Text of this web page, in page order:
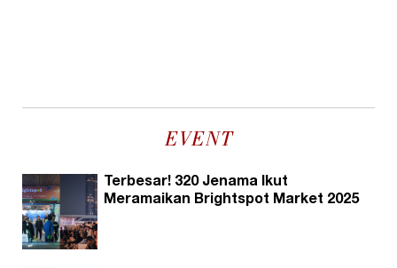
EVENT
Terbesar! 320 Jenama Ikut
Meramaikan Brightspot Market 2025